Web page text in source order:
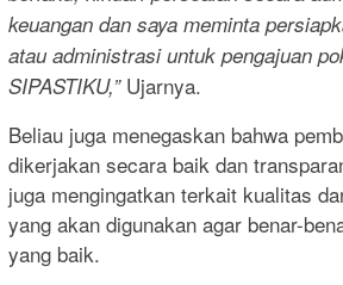
keuangan dan saya meminta
atau administrasi untuk pengajuan
SIPASTIKU,”Ujarnya.
Beliau juga menegaskan bahwa
dikerjakan secara baik dan
juga mengingatkan terkait kualitas
yang akan digunakan agar benar-
yang baik.